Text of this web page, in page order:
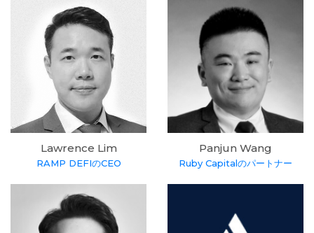
Lawrence Lim
RAMP DEFIのCEO
Panjun Wang
Ruby Capitalのパートナー